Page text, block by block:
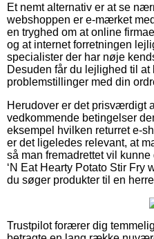
Et nemt alternativ er at se
webshoppen er e-mærket
en tryghed om at online
og at internet forretningen
specialister der har nøje
Desuden får du lejlighed til
problemstillinger med din
Herudover er det prisværdigt
vedkommende betingelser
eksempel hvilken returret e-
er det ligeledes relevant, at
så man fremadrettet vil
‘N Eat Hearty Potato Stir Fry
du søger produkter til en
Trustpilot forærer dig